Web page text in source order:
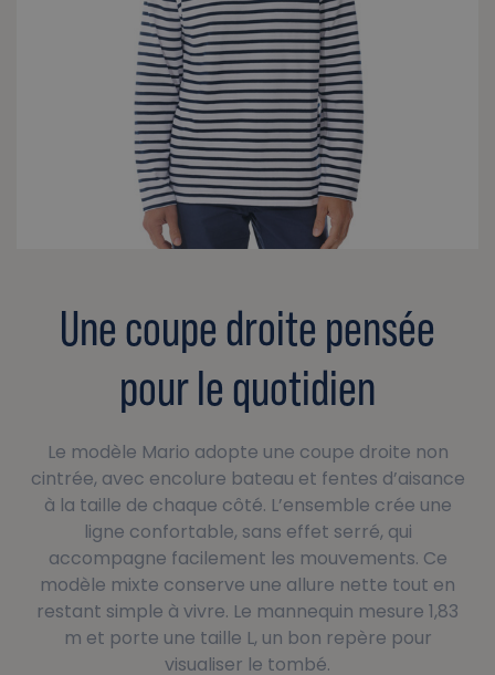
Une coupe droite pensée
pour le quotidien
Le modèle Mario adopte une coupe droite non
cintrée, avec encolure bateau et fentes d’aisance
à la taille de chaque côté. L’ensemble crée une
ligne confortable, sans effet serré, qui
accompagne facilement les mouvements. Ce
modèle mixte conserve une allure nette tout en
restant simple à vivre. Le mannequin mesure 1,83
m et porte une taille L, un bon repère pour
visualiser le tombé.